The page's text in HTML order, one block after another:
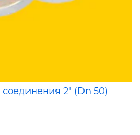
2" (Dn 50)